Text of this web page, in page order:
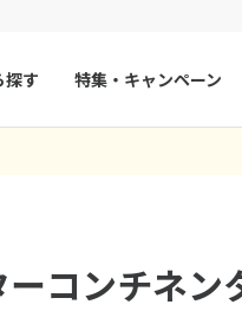
オーストリア
探す 特集・キャンペーン
コンチネン